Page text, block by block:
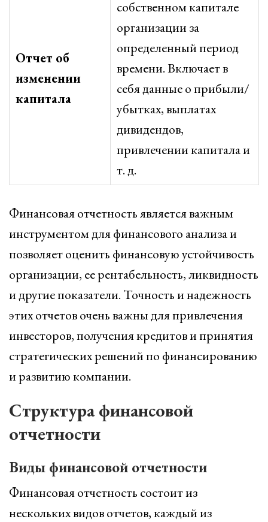
Отчет об
изменении
капитала
собственном капитале
организации за
определенный период
времени. Включает в
себя данные о прибыли/
убытках, выплатах
дивидендов,
привлечении капитала и
т. д.
Финансовая отчетность является важным
инструментом для финансового анализа и
позволяет оценить финансовую устойчивость
организации, ее рентабельность, ликвидность
и другие показатели. Точность и надежность
этих отчетов очень важны для привлечения
инвесторов, получения кредитов и принятия
стратегических решений по финансированию
и развитию компании.
Структура финансовой
отчетности
Виды финансовой отчетности
Финансовая отчетность состоит из
нескольких видов отчетов, каждый из